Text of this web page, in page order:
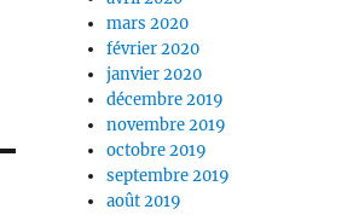
mars 2020
février 2020
janvier 2020
décembre 2019
novembre 2019
octobre 2019
septembre 2019
août 2019